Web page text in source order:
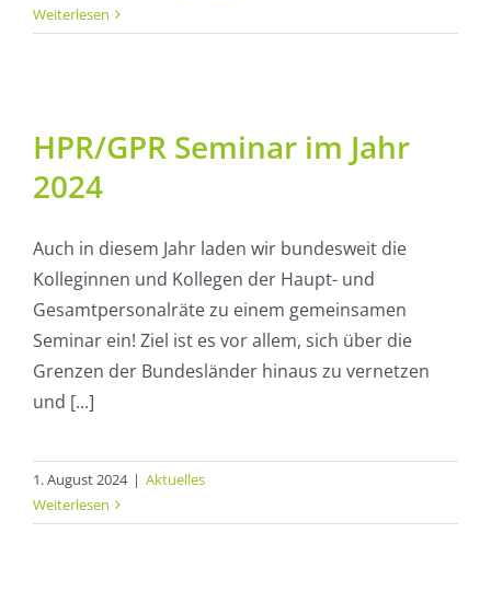
Weiterlesen
HPR/GPR Seminar im Jahr
2024
Auch in diesem Jahr laden wir bundesweit die
Kolleginnen und Kollegen der Haupt- und
Gesamtpersonalräte zu einem gemeinsamen
Seminar ein! Ziel ist es vor allem, sich über die
Grenzen der Bundesländer hinaus zu vernetzen
und [...]
1. August 2024 | Aktuelles
Weiterlesen